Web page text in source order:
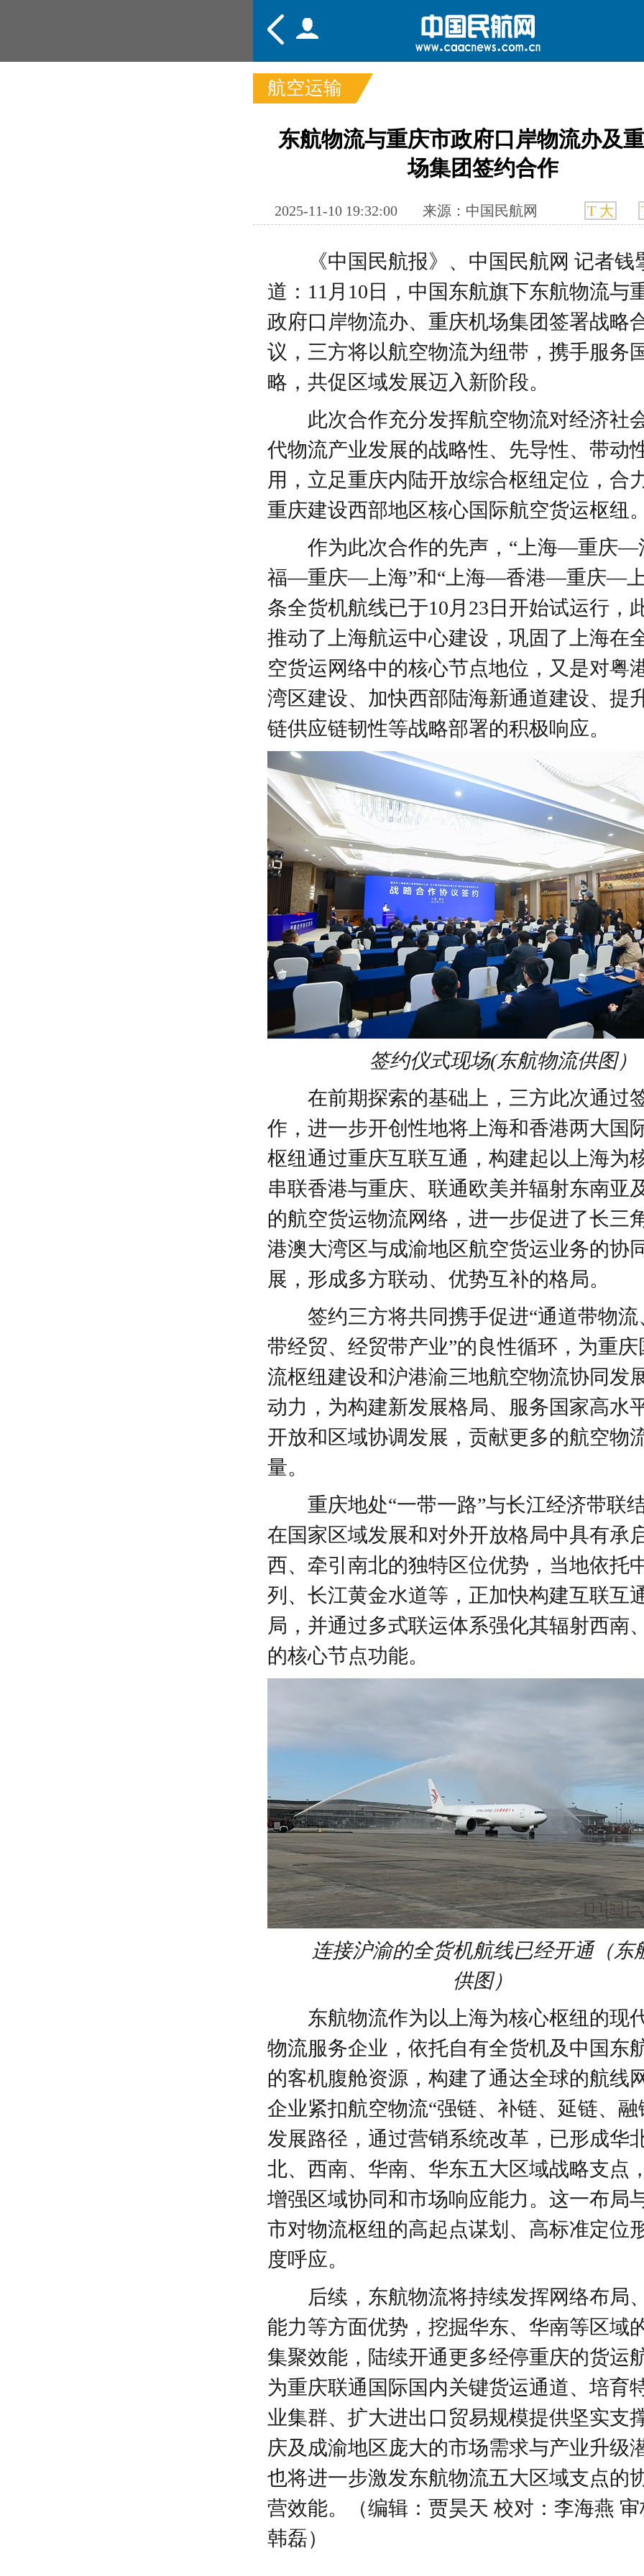
频道
要闻 国内
国际
航图 智库 专题 舆情
航空运输
东航物流与重庆市政府口岸物流办及
场集团签约合作
2025-11-10 19:32:00 来源：中国民航网 T 大
《中国民航报》、中国民航网 记者钱
道 ：11月10日，中国东航旗下东航物流与
政府口岸物流办、重庆机场集团签署战略
议，三方将以航空物流为纽带，携手服务
略，共促区域发展迈入新阶段。
此次合作充分发挥航空物流对经济社
代物流产业发展的战略性、先导性、带动
用，立足重庆内陆开放综合枢纽定位，合
重庆建设西部地区核心国际航空货运枢纽
作为此次合作的先声，“上海—重庆—
福—重庆—上海”和“上海—香港—重庆—
条全货机航线已于10月23日开始试运行，
推动了上海航运中心建设，巩固了上海在
空货运网络中的核心节点地位，又是对粤
湾区建设、加快西部陆海新通道建设、提
链供应链韧性等战略部署的积极响应。
签约仪式现场(东航物流供图）
在前期探索的基础上，三方此次通过
作，进一步开创性地将上海和香港两大国
枢纽通过重庆互联互通，构建起以上海为
串联香港与重庆、联通欧美并辐射东南亚
的航空货运物流网络，进一步促进了长三
港澳大湾区与成渝地区航空货运业务的协
展，形成多方联动、优势互补的格局。
签约三方将共同携手促进“通道带物流
带经贸、经贸带产业”的良性循环，为重庆
流枢纽建设和沪港渝三地航空物流协同发
动力，为构建新发展格局、服务国家高水
开放和区域协调发展，贡献更多的航空物
量。
重庆地处“一带一路”与长江经济带联
在国家区域发展和对外开放格局中具有承
西、牵引南北的独特区位优势，当地依托
列、长江黄金水道等，正加快构建互联互
局，并通过多式联运体系强化其辐射西南
的核心节点功能。
连接沪渝的全货机航线已经开通（东
供图）
东航物流作为以上海为核心枢纽的现
物流服务企业，依托自有全货机及中国东
的客机腹舱资源，构建了通达全球的航线
企业紧扣航空物流“强链、补链、延链、融
发展路径，通过营销系统改革，已形成华
北、西南、华南、华东五大区域战略支点
增强区域协同和市场响应能力。这一布局
市对物流枢纽的高起点谋划、高标准定位
度呼应。
后续，东航物流将持续发挥网络布局
能力等方面优势，挖掘华东、华南等区域
集聚效能，陆续开通更多经停重庆的货运
为重庆联通国际国内关键货运通道、培育
业集群、扩大进出口贸易规模提供坚实支
庆及成渝地区庞大的市场需求与产业升级
也将进一步激发东航物流五大区域支点的
营效能。（编辑： 贾昊天 校对： 李海燕
韩磊）